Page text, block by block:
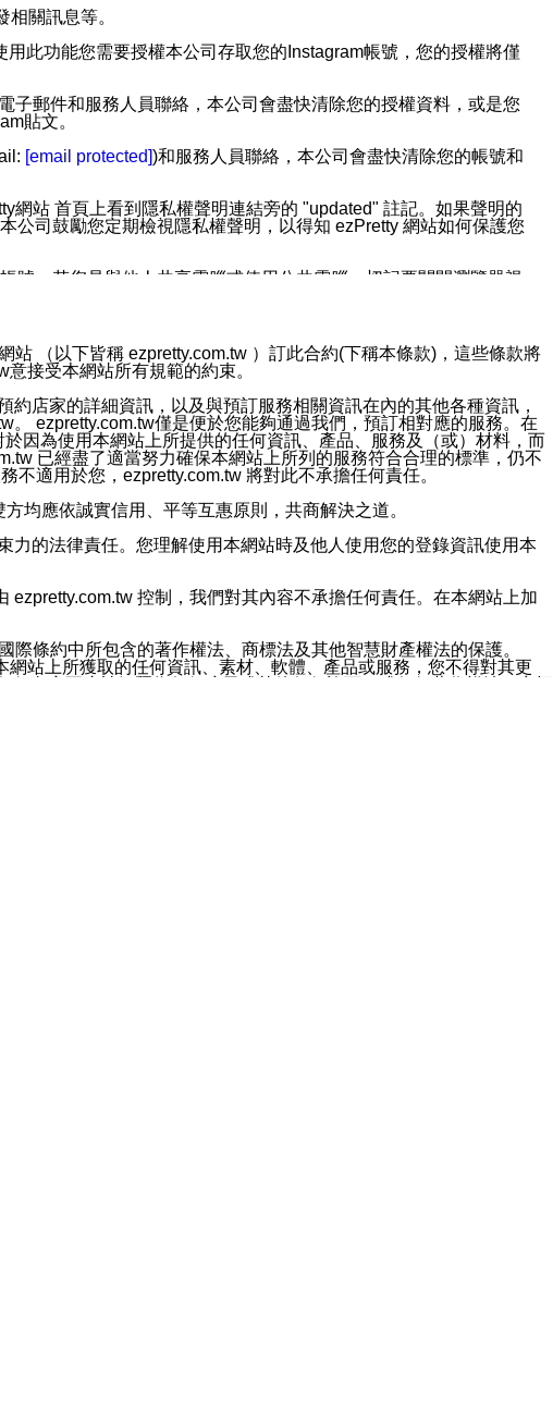
關訊息等。
此功能您需要授權本公司存取您的Instagram帳號，您的授權將僅
子郵件和服務人員聯絡，本公司會盡快清除您的授權資料，或是您
貼文。
[email protected])和服務人員聯絡，本公司會盡快清除您的帳號和
站 首頁上看到隱私權聲明連結旁的 "updated" 註記。如果聲明的
公司鼓勵您定期檢視隱私權聲明，以得知 ezPretty 網站如何保護您
號。若您是與他人共享電腦或使用公共電腦，切記要關閉瀏覽器視
能依照該資料或電子郵件所指示之方法、說明或功能連結，隨時
條件者，將可收到通知型訊息。
（以下皆稱 ezpretty.com.tw ）訂此合約(下稱本條款)，這些條款將
接受本網站所有規範的約束。
店家的詳細資訊，以及與預訂服務相關資訊在內的其他各種資訊，
ezpretty.com.tw僅是便於您能夠通過我們，預訂相對應的服務。在
因為使用本網站上所提供的任何資訊、產品、服務及（或）材料，而
已經盡了適當努力確保本網站上所列的服務符合合理的標準，仍不
適用於您，ezpretty.com.tw 將對此不承擔任何責任。
均應依誠實信用、平等互惠原則，共商解決之道。
的法律責任。您理解使用本網站時及他人使用您的登錄資訊使用本
控制，我們對其內容不承擔任何責任。在本網站上加
條約中所包含的著作權法、商標法及其他智慧財產權法的保護。
站上所獲取的任何資訊、素材、軟體、產品或服務，您不得對其更